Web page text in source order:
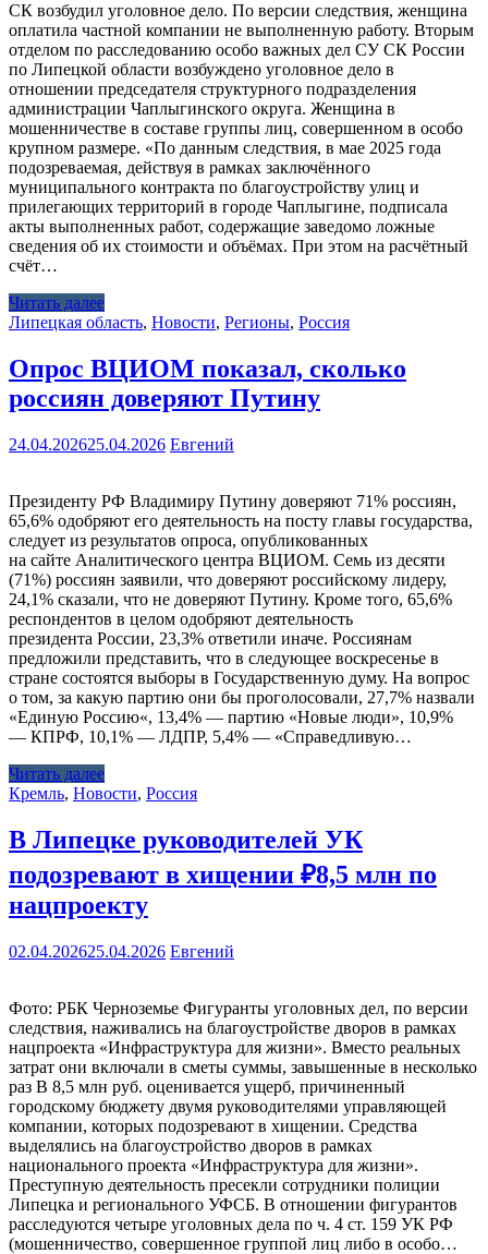
СК возбудил уголовное дело. По версии следствия, женщина
оплатила частной компании не выполненную работу. Вторым
отделом по расследованию особо важных дел СУ СК России
по Липецкой области возбуждено уголовное дело в
отношении председателя структурного подразделения
администрации Чаплыгинского округа. Женщина в
мошенничестве в составе группы лиц, совершенном в особо
крупном размере. «По данным следствия, в мае 2025 года
подозреваемая, действуя в рамках заключённого
муниципального контракта по благоустройству улиц и
прилегающих территорий в городе Чаплыгине, подписала
акты выполненных работ, содержащие заведомо ложные
сведения об их стоимости и объёмах. При этом на расчётный
счёт…
Читать далее
Липецкая область, Новости, Регионы, Россия
Опрос ВЦИОМ показал, сколько
россиян доверяют Путину
24.04.202625.04.2026 Евгений
Президенту РФ Владимиру Путину доверяют 71% россиян,
65,6% одобряют его деятельность на посту главы государства,
следует из результатов опроса, опубликованных
на сайте Аналитического центра ВЦИОМ. Семь из десяти
(71%) россиян заявили, что доверяют российскому лидеру,
24,1% сказали, что не доверяют Путину. Кроме того, 65,6%
респондентов в целом одобряют деятельность
президента России, 23,3% ответили иначе. Россиянам
предложили представить, что в следующее воскресенье в
стране состоятся выборы в Государственную думу. На вопрос
о том, за какую партию они бы проголосовали, 27,7% назвали
«Единую Россию«, 13,4% — партию «Новые люди», 10,9%
— КПРФ, 10,1% — ЛДПР, 5,4% — «Справедливую…
Читать далее
Кремль, Новости, Россия
В Липецке руководителей УК
подозревают в хищении ₽8,5 млн по
нацпроекту
02.04.202625.04.2026 Евгений
Фото: РБК Черноземье Фигуранты уголовных дел, по версии
следствия, наживались на благоустройстве дворов в рамках
нацпроекта «Инфраструктура для жизни». Вместо реальных
затрат они включали в сметы суммы, завышенные в несколько
раз В 8,5 млн руб. оценивается ущерб, причиненный
городскому бюджету двумя руководителями управляющей
компании, которых подозревают в хищении. Средства
выделялись на благоустройство дворов в рамках
национального проекта «Инфраструктура для жизни».
Преступную деятельность пресекли сотрудники полиции
Липецка и регионального УФСБ. В отношении фигурантов
расследуются четыре уголовных дела по ч. 4 ст. 159 УК РФ
(мошенничество, совершенное группой лиц либо в особо…